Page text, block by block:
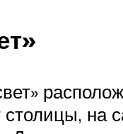
столицы, на